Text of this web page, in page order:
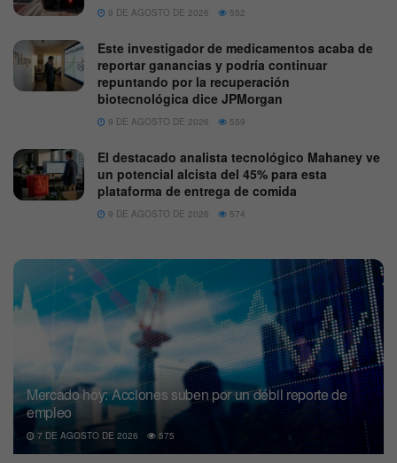
9 DE AGOSTO DE 2026 552
Este investigador de medicamentos acaba de
reportar ganancias y podría continuar
repuntando por la recuperación
biotecnológica dice JPMorgan
9 DE AGOSTO DE 2026 559
El destacado analista tecnológico Mahaney ve
un potencial alcista del 45% para esta
plataforma de entrega de comida
9 DE AGOSTO DE 2026 574
Mercado hoy: Acciones suben por un débil reporte de
empleo
7 DE AGOSTO DE 2026 575